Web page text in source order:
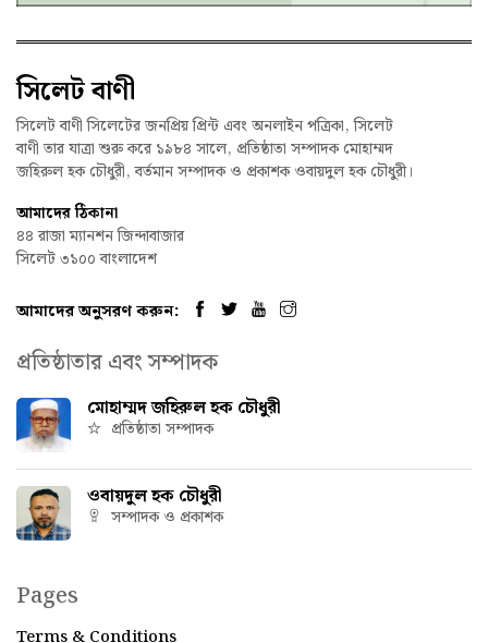
সিলেট বাণী
সিলেট বাণী সিলেটের জনপ্রিয় প্রিন্ট এবং অনলাইন পত্রিকা, সিলেট
বাণী তার যাত্রা শুরু করে ১৯৮৪ সালে, প্রতিষ্ঠাতা সম্পাদক মোহাম্মদ
জহিরুল হক চৌধুরী, বর্তমান সম্পাদক ও প্রকাশক ওবায়দুল হক চৌধুরী।
আমাদের ঠিকানা
৪৪ রাজা ম্যানশন জিন্দাবাজার
সিলেট ৩১০০ বাংলাদেশ
আমাদের অনুসরণ করুন:
প্রতিষ্ঠাতার এবং সম্পাদক
মোহাম্মদ জহিরুল হক চৌধুরী
প্রতিষ্ঠাতা সম্পাদক
ওবায়দুল হক চৌধুরী
সম্পাদক ও প্রকাশক
Pages
Terms & Conditions